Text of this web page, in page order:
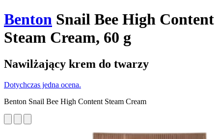
Benton Snail Bee High Content
Steam Cream, 60 g
Nawilżający krem do twarzy
Dotychczas jedna ocena.
Benton Snail Bee High Content Steam Cream